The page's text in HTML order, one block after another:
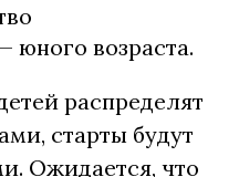
юного возраста.
распределят
старты будут
Ожидается, что